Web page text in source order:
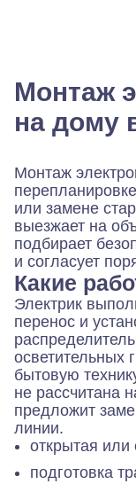
Монтаж
на дому
Монтаж
или замене
выезжает на
подбирает
и согласует
Какие
Электрик
перенос и
осветительных
бытовую
не рассчитана
предложит
линии.
открытая или
подготовка